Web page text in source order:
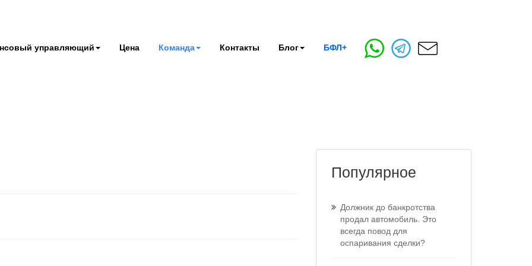
управляющий Цена Команда Контакты Блог БФЛ+
Популярное
Должник до банкротства
продал автомобиль. Это
всегда повод для
оспаривания сделки?